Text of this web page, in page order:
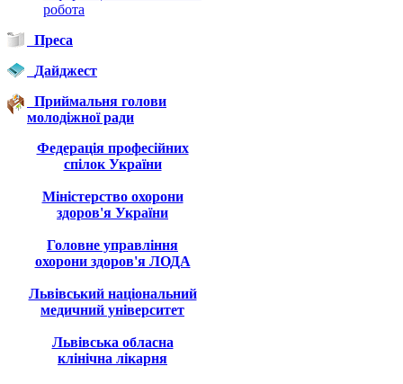
робота
Преса
Дайджест
Приймальня голови
молодіжної ради
Федерація професійних
спілок України
Міністерство охорони
здоров'я України
Головне управління
охорони здоров'я ЛОДА
Львівський національний
медичний університет
Львівська обласна
клінічна лікарня